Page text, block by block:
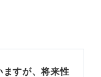
ますが、将来性